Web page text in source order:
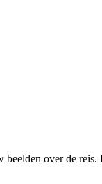
beelden over de